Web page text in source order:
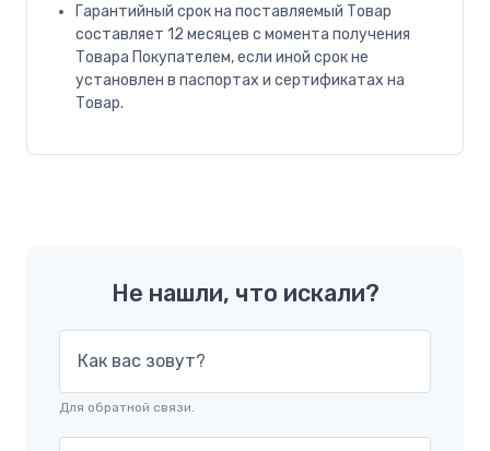
Гарантийный срок на поставляемый Товар
составляет 12 месяцев с момента получения
Товара Покупателем, если иной срок не
установлен в паспортах и сертификатах на
Товар.
Не нашли, что искали?
Как вас зовут?
Для обратной связи.